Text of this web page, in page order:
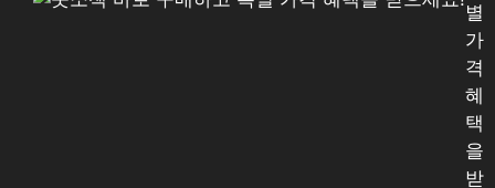
별
가
격
혜
택
을
받